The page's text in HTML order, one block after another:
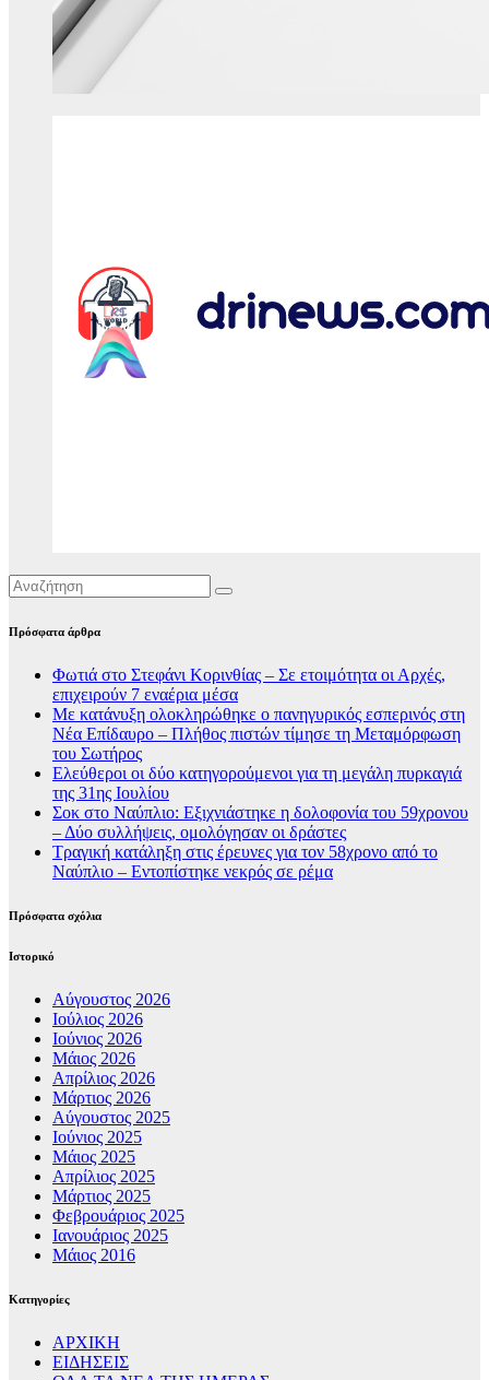
Πρόσφατα άρθρα
Φωτιά στο Στεφάνι Κορινθίας – Σε ετοιμότητα οι Αρχές,
επιχειρούν 7 εναέρια μέσα
Με κατάνυξη ολοκληρώθηκε ο πανηγυρικός εσπερινός στη
Νέα Επίδαυρο – Πλήθος πιστών τίμησε τη Μεταμόρφωση
του Σωτήρος
Ελεύθεροι οι δύο κατηγορούμενοι για τη μεγάλη πυρκαγιά
της 31ης Ιουλίου
Σοκ στο Ναύπλιο: Εξιχνιάστηκε η δολοφονία του 59χρονου
– Δύο συλλήψεις, ομολόγησαν οι δράστες
Τραγική κατάληξη στις έρευνες για τον 58χρονο από το
Ναύπλιο – Εντοπίστηκε νεκρός σε ρέμα
Πρόσφατα σχόλια
Ιστορικό
Αύγουστος 2026
Ιούλιος 2026
Ιούνιος 2026
Μάιος 2026
Απρίλιος 2026
Μάρτιος 2026
Αύγουστος 2025
Ιούνιος 2025
Μάιος 2025
Απρίλιος 2025
Μάρτιος 2025
Φεβρουάριος 2025
Ιανουάριος 2025
Μάιος 2016
Kατηγορίες
ΑΡΧΙΚΗ
ΕΙΔΗΣΕΙΣ